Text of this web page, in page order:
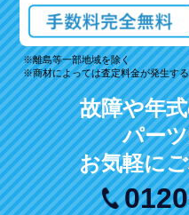
離島等一部地域を除く
商材によっては査定料金が発生す
故障や年
パー
お気軽に